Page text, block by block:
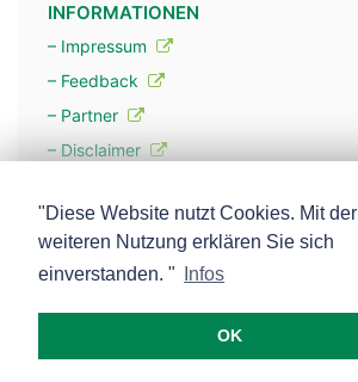
INFORMATIONEN
– Impressum
– Feedback
– Partner
– Disclaimer
– Werbung
– Mehr über unsere Experten
"Diese Website nutzt Cookies. Mit der
weiteren Nutzung erklären Sie sich
einverstanden. "
Infos
OK